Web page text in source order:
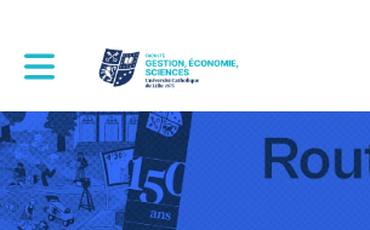
Toggle main navigation